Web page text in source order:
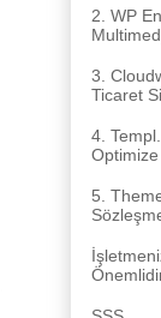
2. WP
3.
Ticaret
4.
5.